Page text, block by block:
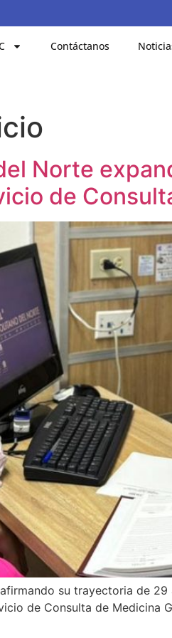
Contáctanos
Norte
de
su trayectoria de
de Consulta de Medicina